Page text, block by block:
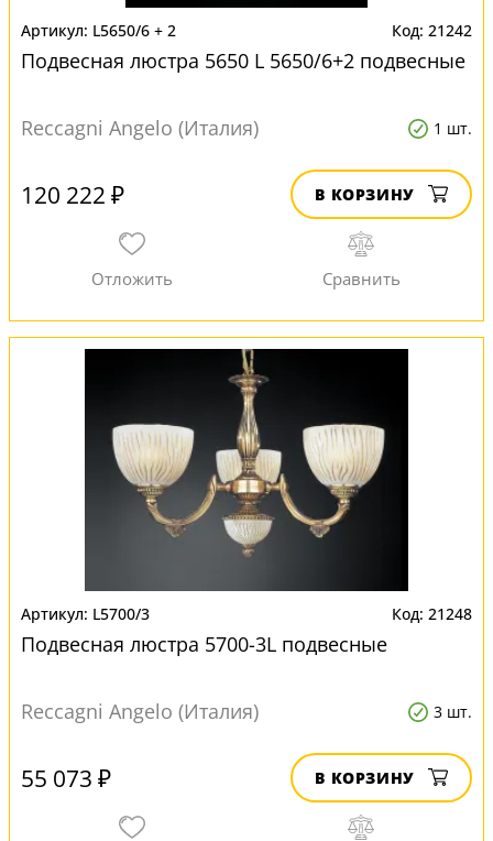
L5650/6 + 2 21242
Подвесная люстра 5650 L 5650/6+2 подвесные
Reccagni Angelo (Италия) 1 шт.
120 222 ₽ В КОРЗИНУ
L5700/3 21248
Подвесная люстра 5700-3L подвесные
Reccagni Angelo (Италия) 3 шт.
55 073 ₽ В КОРЗИНУ